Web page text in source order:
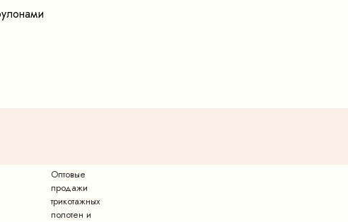
Оптовые
продажи
трикотажных
полотен и